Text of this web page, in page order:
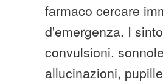
farmaco cercare
d'emergenza. I
convulsioni,
allucinazioni,